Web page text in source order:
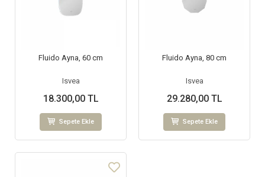
Fluido Ayna, 60 cm
Isvea
18.300,00 TL
Sepete Ekle
Fluido Ayna, 80 cm
Isvea
29.280,00 TL
Sepete Ekle